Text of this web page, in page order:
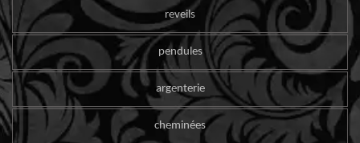
reveils
pendules
argenterie
cheminées